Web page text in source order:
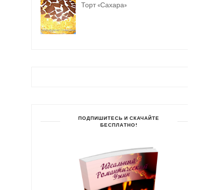
Торт «Сахара»
ПОДПИШИТЕСЬ И СКАЧАЙТЕ
БЕСПЛАТНО!